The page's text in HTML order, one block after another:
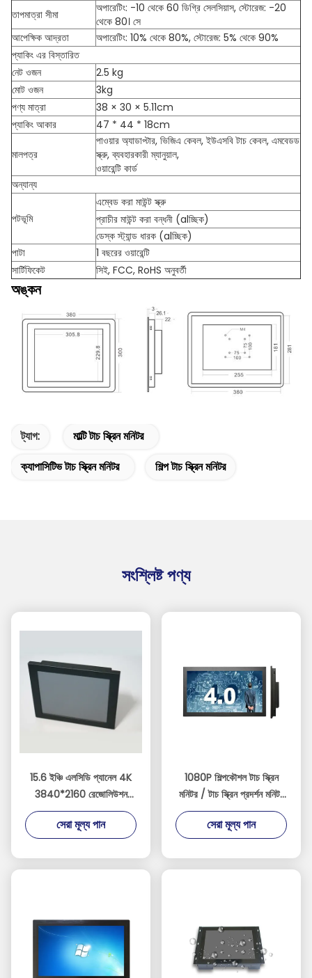
তাপমাত্রা সীমা
অপারেটিং: -10 থেকে 60 ডিগ্রি সেলসিয়াস, স্টোরেজ: -20
থেকে 80। সে
আপেক্ষিক আদ্রতা
অপারেটিং: 10% থেকে 80%, স্টোরেজ: 5% থেকে 90%
প্যাকিং এর বিস্তারিত
নেট ওজন
2.5 kg
মোট ওজন
3kg
পণ্য মাত্রা
38 × 30 × 5.11cm
প্যাকিং আকার
47 * 44 * 18cm
মালপত্র
পাওয়ার অ্যাডাপ্টার, ভিজিএ কেবল, ইউএসবি টাচ কেবল, এমবেডড
স্ক্রু, ব্যবহারকারী ম্যানুয়াল,
ওয়ারেন্টি কার্ড
অন্যান্য
পটভূমি
এম্বেড করা মাউন্ট স্ক্রু
প্রাচীর মাউন্ট করা বন্ধনী (alচ্ছিক)
ডেস্ক স্ট্যান্ড ধারক (alচ্ছিক)
পাটা
1 বছরের ওয়ারেন্টি
সার্টিফিকেট
সিই, FCC, RoHS অনুবর্তী
অঙ্কন
ট্যাগ:
মাল্টি টাচ স্ক্রিন মনিটর
ক্যাপাসিটিভ টাচ স্ক্রিন মনিটর
শিল্প টাচ স্ক্রিন মনিটর
সংশ্লিষ্ট পণ্য
15.6 ইঞ্চি এলসিডি প্যানেল 4K
3840*2160 রেজোলিউশন
ডিসপ্লে 1000 নিট টাচস্ক্রিন
মনিটর
সেরা মূল্য পান
1080P শিল্পকৌশল টাচ স্ক্রিন
মনিটর / টাচ স্ক্রিন প্রদর্শন মনিটর
সাপোর্ট রাস্পবেরি পিআই
সেরা মূল্য পান